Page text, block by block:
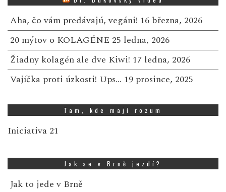
Aha, čo vám predávajú, vegáni! 16 března, 2026
20 mýtov o KOLAGÉNE 25 ledna, 2026
Žiadny kolagén ale dve Kiwi! 17 ledna, 2026
Vajíčka proti úzkosti! Ups… 19 prosince, 2025
Tam, kde mají rozum
Iniciativa 21
Jak se v Brně jezdí?
Jak to jede v Brně